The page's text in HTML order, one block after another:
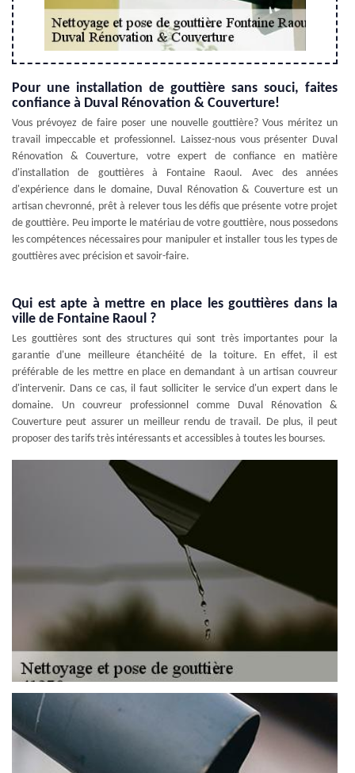
Pour une installation de gouttière sans souci, faites
confiance à Duval Rénovation & Couverture!
Vous prévoyez de faire poser une nouvelle gouttière? Vous méritez un
travail impeccable et professionnel. Laissez-nous vous présenter Duval
Rénovation & Couverture, votre expert de confiance en matière
d'installation de gouttières à Fontaine Raoul. Avec des années
d'expérience dans le domaine, Duval Rénovation & Couverture est un
artisan chevronné, prêt à relever tous les défis que présente votre projet
de gouttière. Peu importe le matériau de votre gouttière, nous possedons
les compétences nécessaires pour manipuler et installer tous les types de
gouttières avec précision et savoir-faire.
Qui est apte à mettre en place les gouttières dans la
ville de Fontaine Raoul ?
Les gouttières sont des structures qui sont très importantes pour la
garantie d'une meilleure étanchéité de la toiture. En effet, il est
préférable de les mettre en place en demandant à un artisan couvreur
d'intervenir. Dans ce cas, il faut solliciter le service d'un expert dans le
domaine. Un couvreur professionnel comme Duval Rénovation &
Couverture peut assurer un meilleur rendu de travail. De plus, il peut
proposer des tarifs très intéressants et accessibles à toutes les bourses.